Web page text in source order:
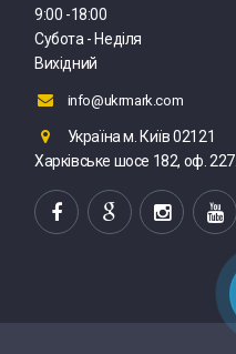
9:00 -18:00
Субота - Неділя
Вихідний
info@ukrmark.com
Україна м. Київ 02121
Харківське шосе 182, оф. 227.